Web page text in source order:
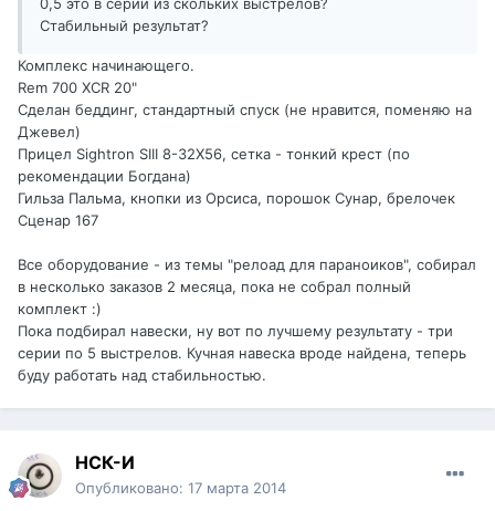
0,5 это в серии из скольких выстрелов?
Стабильный результат?
Комплекс начинающего.
Rem 700 XCR 20"
Сделан беддинг, стандартный спуск (не нравится, поменяю на
Джевел)
Прицел Sightron SIII 8-32X56, сетка - тонкий крест (по
рекомендации Богдана)
Гильза Пальма, кнопки из Орсиса, порошок Сунар, брелочек
Сценар 167
Все оборудование - из темы "релоад для параноиков", собирал
в несколько заказов 2 месяца, пока не собрал полный
комплект :)
Пока подбирал навески, ну вот по лучшему результату - три
серии по 5 выстрелов. Кучная навеска вроде найдена, теперь
буду работать над стабильностью.
НСК-И
Опубликовано: 17 марта 2014